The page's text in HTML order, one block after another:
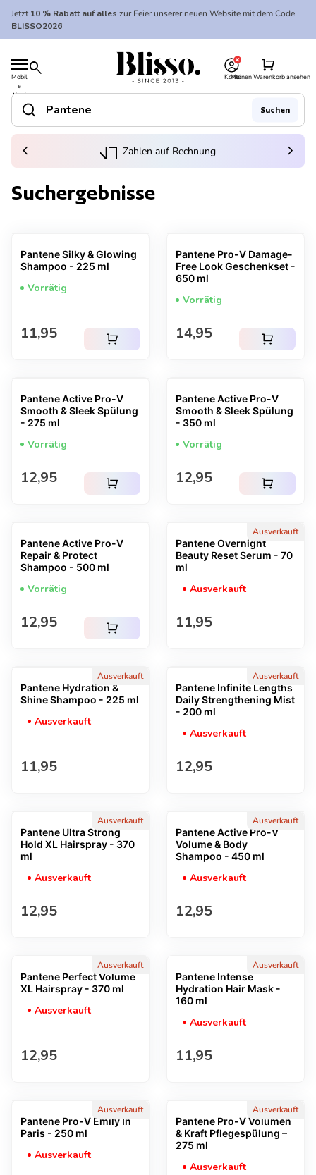
Zum Inhalt springen
Jetzt10 % Rabatt auf alles zur Feier unserer neuen Website mit dem Code
BLISSO2026
Mobil
e
Navi
gatio
search
Startseite
Konto
Meinen Warenkorb ansehen
shopping_cart
Startseite
Suche"
search Suchen
(Link öffnet in neuem Tab/Fenster)
Zahlen auf Rechnung
chevron_left chevron_right
Suchergebnisse
Pantene Silky & Glowing
Shampoo - 225 ml
Vorrätig
Regulärer Preis
11,95 shopping_cart
Pantene Pro-V Damage-
Free Look Geschenkset -
650 ml
Vorrätig
Regulärer Preis
14,95 shopping_cart
Pantene Active Pro-V
Smooth & Sleek Spülung
- 275 ml
Vorrätig
Regulärer Preis
12,95 shopping_cart
Pantene Active Pro-V
Smooth & Sleek Spülung
- 350 ml
Vorrätig
Regulärer Preis
12,95 shopping_cart
Pantene Active Pro-V
Repair & Protect
Shampoo - 500 ml
Vorrätig
Regulärer Preis
12,95 shopping_cart
Ausverkauft
Pantene Overnight
Beauty Reset Serum - 70
ml
Ausverkauft
Regulärer Preis
11,95
Ausverkauft
Pantene Hydration &
Shine Shampoo - 225 ml
Ausverkauft
Regulärer Preis
11,95
Ausverkauft
Pantene Infinite Lengths
Daily Strengthening Mist
- 200 ml
Ausverkauft
Regulärer Preis
12,95
Ausverkauft
Pantene Ultra Strong
Hold XL Hairspray - 370
ml
Ausverkauft
Regulärer Preis
12,95
Ausverkauft
Pantene Active Pro-V
Volume & Body
Shampoo - 450 ml
Ausverkauft
Regulärer Preis
12,95
Ausverkauft
Pantene Perfect Volume
XL Hairspray - 370 ml
Ausverkauft
Regulärer Preis
12,95
Ausverkauft
Pantene Intense
Hydration Hair Mask -
160 ml
Ausverkauft
Regulärer Preis
11,95
Ausverkauft
Pantene Pro-V Emily In
Paris - 250 ml
Ausverkauft
Ausverkauft
Pantene Pro-V Volumen
& Kraft Pflegespülung –
275 ml
Ausverkauft